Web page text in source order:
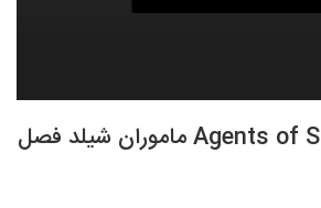
سریال Agents of S.H.I.E.L.D ماموران شیلد فصل